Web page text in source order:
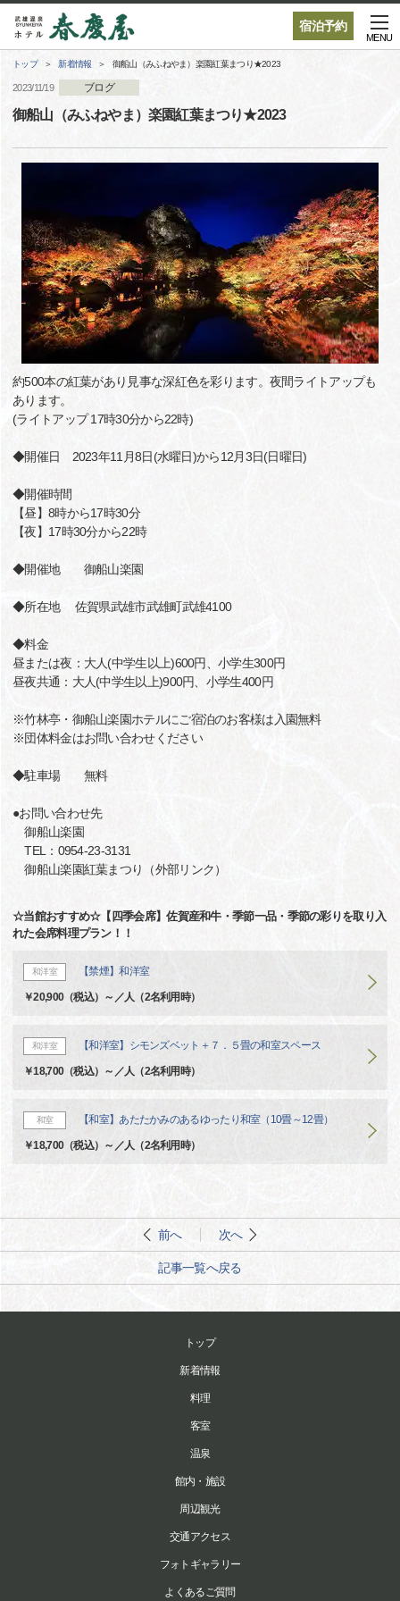
宿泊予約
MENU
トップ 新着情報 御船山（みふねやま）楽園紅葉まつり★2023
2023/11/19 ブログ
御船山（みふねやま）楽園紅葉まつり★2023
約500本の紅葉があり見事な深紅色を彩ります。夜間ライトアップも
あります。
(ライトアップ 17時30分から22時)
◆開催日 2023年11月8日(水曜日)から12月3日(日曜日)
◆開催時間
【昼】8時から17時30分
【夜】17時30分から22時
◆開催地 御船山楽園
◆所在地 佐賀県武雄市武雄町武雄4100
◆料金
昼または夜：大人(中学生以上)600円、小学生300円
昼夜共通：大人(中学生以上)900円、小学生400円
※竹林亭・御船山楽園ホテルにご宿泊のお客様は入園無料
※団体料金はお問い合わせください
◆駐車場 無料
●お問い合わせ先
御船山楽園
TEL：0954-23-3131
御船山楽園紅葉まつり（外部リンク）
☆当館おすすめ☆【四季会席】佐賀産和牛・季節一品・季節の彩りを取り入
れた会席料理プラン！！
和洋室 【禁煙】和洋室
￥20,900（税込）～／人（2名利用時）
和洋室 【和洋室】シモンズベット＋７．５畳の和室スペース
￥18,700（税込）～／人（2名利用時）
和室 【和室】あたたかみのあるゆったり和室（10畳～12畳）
￥18,700（税込）～／人（2名利用時）
前へ 次へ
記事一覧へ戻る
トップ
新着情報
料理
客室
温泉
館内・施設
周辺観光
交通アクセス
フォトギャラリー
よくあるご質問